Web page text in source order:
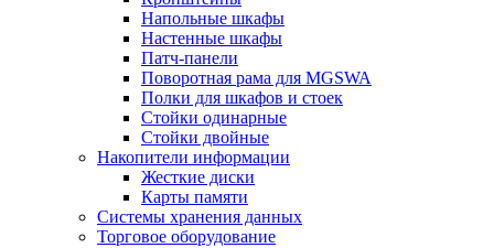
Напольные шкафы
Настенные шкафы
Патч-панели
Поворотная рама для MGSWA
Полки для шкафов и стоек
Стойки одинарные
Стойки двойные
Накопители информации
Жесткие диски
Карты памяти
Системы хранения данных
Торговое оборудование